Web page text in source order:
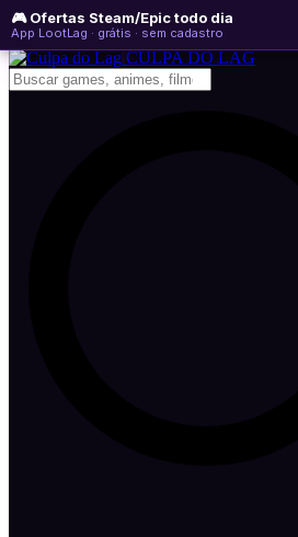
🎮 Ofertas Steam/Epic todo dia
App LootLag · grátis · sem cadastro
domingo, 09 de agosto de 2026 WhatsApp
Newsletter
CULPA DO LAG